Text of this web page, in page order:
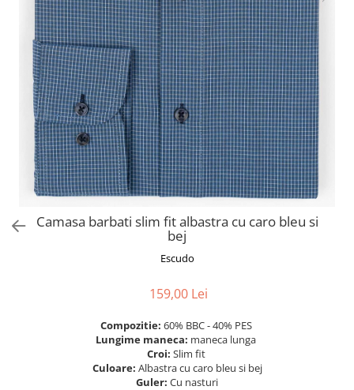
Camasa barbati slim fit albastra cu caro bleu si
bej
Escudo
159,00 Lei
Compozitie: 60% BBC - 40% PES
Lungime maneca: maneca lunga
Croi: Slim fit
Culoare: Albastra cu caro bleu si bej
Guler: Cu nasturi